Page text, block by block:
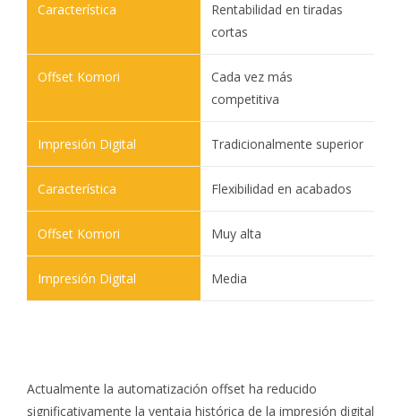
Rentabilidad en tiradas
cortas
Cada vez más
competitiva
Tradicionalmente superior
Flexibilidad en acabados
Muy alta
Media
Actualmente la automatización offset ha reducido
significativamente la ventaja histórica de la impresión digital